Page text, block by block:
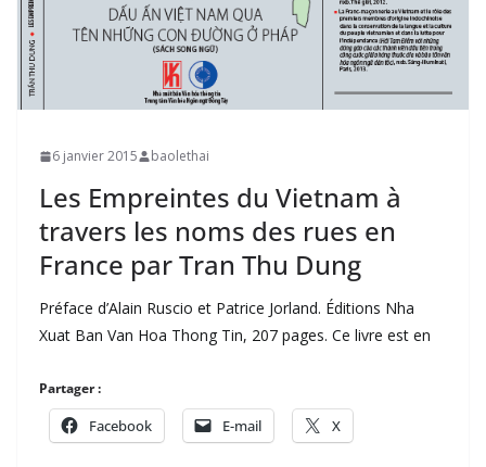
6 janvier 2015 baolethai
Les Empreintes du Vietnam à
travers les noms des rues en
France par Tran Thu Dung
Préface d’Alain Ruscio et Patrice Jorland. Éditions Nha
Xuat Ban Van Hoa Thong Tin, 207 pages. Ce livre est en
Partager :
Facebook E-mail X